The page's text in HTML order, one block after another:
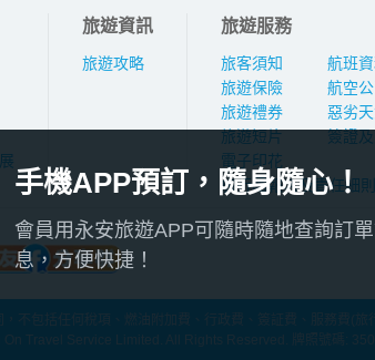
旅遊資訊
旅遊攻略
旅遊服務
旅客須知
旅遊保險
旅遊禮券
旅遊短片
電子印花
航班
航空
惡劣
簽證
旅行團報名及責任細則
不包括任何稅項、燃油附加費、行政費、簽証費、服務費(
Travel Service Limited. All Rights Reserved. 牌照號碼:
手機APP預訂，隨身隨心！
會員用永安旅遊APP可隨時隨地查詢訂
息，方便快捷！